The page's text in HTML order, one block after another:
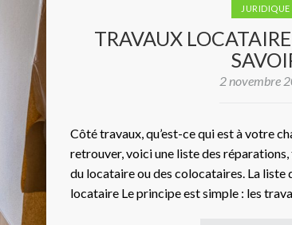
JURIDIQUE
TRAVAUX
2 novembre
Côté travaux, qu’est-ce qui est à votre
retrouver, voici une liste des
du locataire ou des colocataires. La liste
locataire Le principe est simple : les